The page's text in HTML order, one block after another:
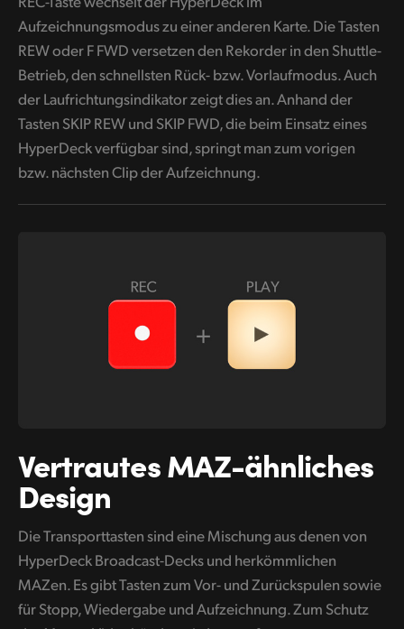
Aufzeichnungsmodus zu einer anderen Karte. Die Tasten
REW oder F FWD versetzen den Rekorder in den Shuttle-
Betrieb, den schnellsten Rück- bzw. Vorlaufmodus. Auch
der Laufrichtungsindikator zeigt dies an. Anhand der
Tasten SKIP REW und SKIP FWD, die beim Einsatz eines
HyperDeck verfügbar sind, springt man zum vorigen
bzw. nächsten Clip der Aufzeichnung.
VertrautesMAZ-ähnliches
Design
Die Transporttasten sind eine Mischung aus denen von
HyperDeck Broadcast-Decks und herkömmlichen
MAZen. Es gibt Tasten zum Vor- und Zurückspulen sowie
für Stopp, Wiedergabe und Aufzeichnung. Zum Schutz